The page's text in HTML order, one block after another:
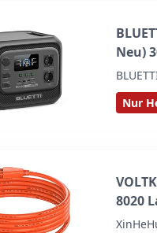
Neu)
Nur
8020